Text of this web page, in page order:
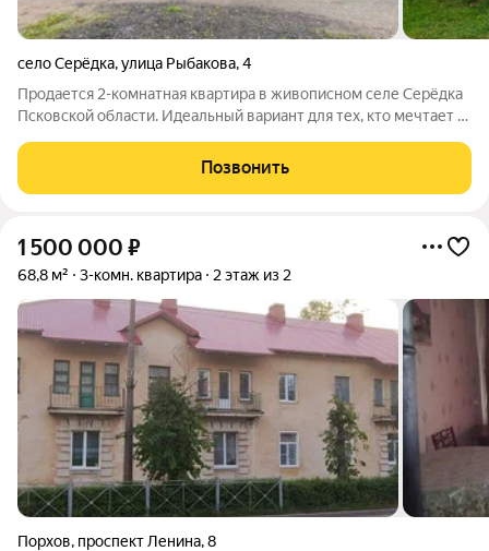
село Серёдка,улица Рыбакова,4
Продается 2-комнатная квартира в живописном селе Серёдка
Псковской области. Идеальный вариант для тех, кто мечтает о
пункте расположены все социально важные объекты: школа,
детский сад, ФАП,
Позвонить
1 500 000 ₽
68,8 м² 3-комн. квартира 2 этаж из 2
Порхов, проспект Ленина,8